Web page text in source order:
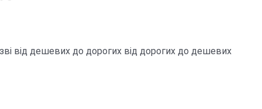
від дешевих до дорогих від дорогих до дешевих